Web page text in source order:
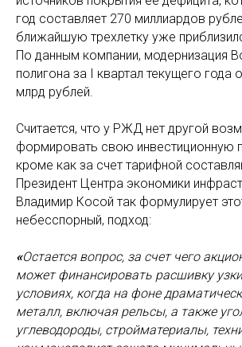
год составляет 270 миллиардов
ближайшую трехлетку уже
По данным компании, модернизация
полигона за I квартал текущего
млрд рублей.
Считается, что у РЖД нет другой
формировать свою инвестиционную
кроме как за счет тарифной
Президент Центра экономики
Владимир Косой так формулирует
небесспорный, подход:
«Остается вопрос, за счет чего
может финансировать расшивку
условиях, когда на фоне
металл, включая рельсы, а также
углеводороды, стройматериалы,